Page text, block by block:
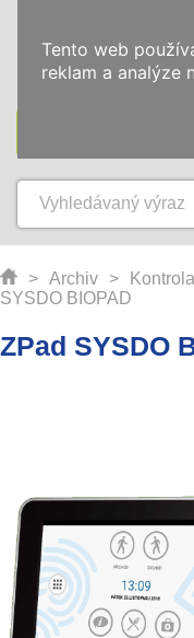
> Archiv >
SYSDO BIOPAD
ZPad SYSDO
Tento web
reklam a analýze